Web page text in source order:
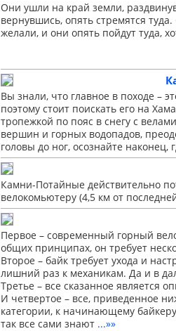
Они ушли на край земли,
вернувшись, опять стремятся
желали, и они опять пойдут туда,
Вы знали, что главное в походе –
поэтому стоит поискать его на
тропежкой по пояс в снегу с
вершин и горных водопадов,
головы до ног, осознайте наконец,
Камни-Потайные действительно
велокомьютеру (4,5 км от
Первое – современный горный
общих принципах, он требует
Второе – байк требует ухода и
лишний раз к механикам. Да и в
Третье – все сказанное является
И четвертое – все, приведенное
категории, к начинающему
так все сами знают ...»»